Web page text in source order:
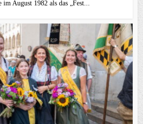
im August 1982 als das „Fest...